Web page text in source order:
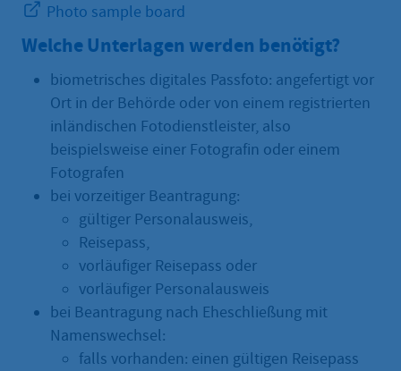
Photo sample board
Welche Unterlagen werden benötigt?
biometrisches digitales Passfoto: angefertigt vor
Ort in der Behörde oder von einem registrierten
inländischen Fotodienstleister, also
beispielsweise einer Fotografin oder einem
Fotografen
bei vorzeitiger Beantragung:
gültiger Personalausweis,
Reisepass,
vorläufiger Reisepass oder
vorläufiger Personalausweis
bei Beantragung nach Eheschließung mit
Namenswechsel:
falls vorhanden: einen gültigen Reisepass